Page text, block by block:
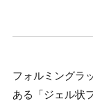
フォルミングラ
ある「ジェル状